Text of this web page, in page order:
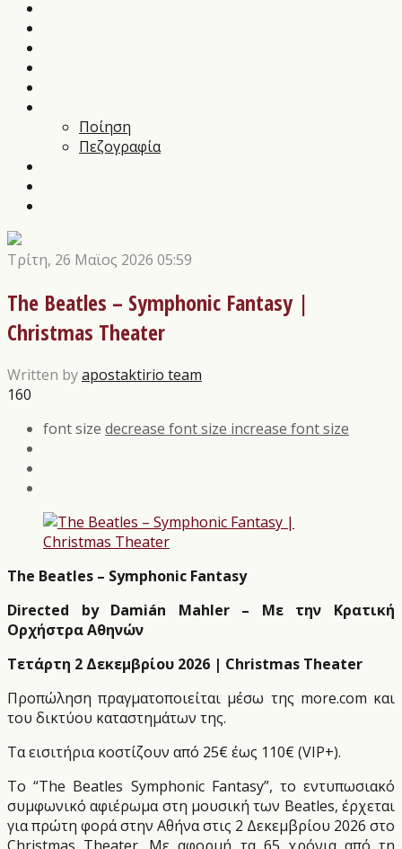
Ποίηση
Πεζογραφία
Τρίτη, 26 Μαϊος 2026 05:59
The Beatles – Symphonic Fantasy |
Christmas Theater
Written byapostaktirio team
160
font size decrease font size increase font size
The Beatles – Symphonic Fantasy
Directed by Damián Mahler – Με την Κρατική
Ορχήστρα Αθηνών
Τετάρτη 2 Δεκεμβρίου 2026 | Christmas Theater
Προπώληση πραγματοποιείται μέσω της more.com και
του δικτύου καταστημάτων της.
Τα εισιτήρια κοστίζουν από 25€ έως 110€ (VIP+).
Το “The Beatles Symphonic Fantasy”, το εντυπωσιακό
συμφωνικό αφιέρωμα στη μουσική των Beatles, έρχεται
για πρώτη φορά στην Αθήνα στις 2 Δεκεμβρίου 2026 στο